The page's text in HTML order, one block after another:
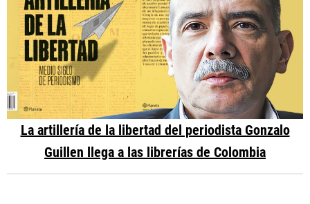
La artillería de la libertad del periodista Gonzalo
Guillen llega a las librerías de Colombia